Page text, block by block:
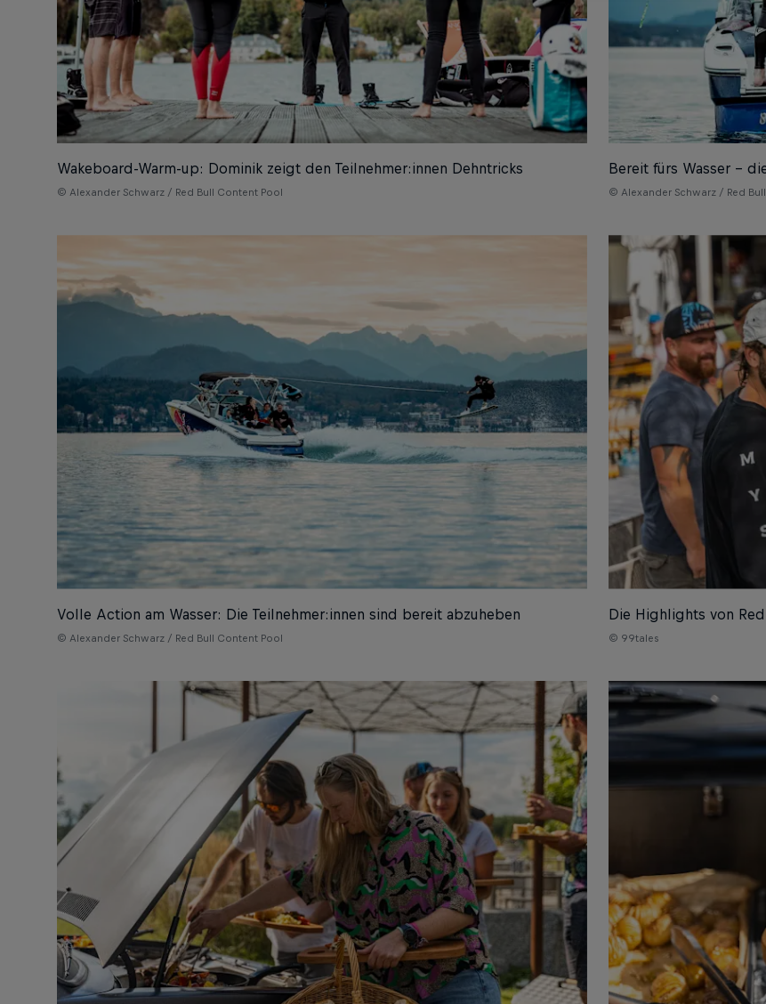
Wakeboard-Warm-up: Dominik zeigt den Teilnehmer:innen Dehntricks
© Alexander Schwarz / Red Bull Content Pool
Bereit fürs Wasser –
© Alexander Schwarz / Red
Volle Action am Wasser: Die Teilnehmer:innen sind bereit abzuheben
© Alexander Schwarz / Red Bull Content Pool
Die Highlights von
© 99tales